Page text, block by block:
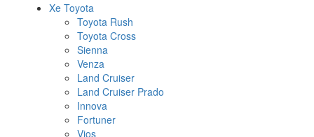
Xe Toyota
Toyota Rush
Toyota Cross
Sienna
Venza
Land Cruiser
Land Cruiser Prado
Innova
Fortuner
Vios